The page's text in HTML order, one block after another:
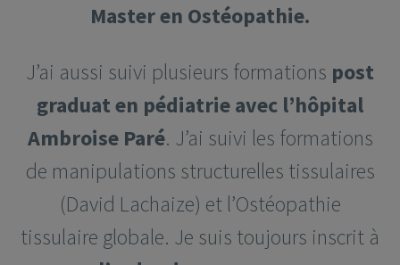
Master en Ostéopathie.
J’ai aussi suivi plusieurs formations post
graduat en pédiatrie avec l’hôpital
Ambroise Paré. J’ai suivi les formations
de manipulations structurelles tissulaires
(David Lachaize) et l’Ostéopathie
tissulaire globale. Je suis toujours inscrit à